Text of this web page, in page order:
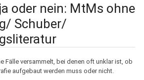
oder nein: MtMs ohne
Schuber/
Fälle versammelt, bei denen oft unklar ist, ob
aufgebaut werden muss oder nicht.